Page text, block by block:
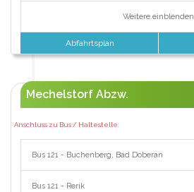
Weitere einblenden
Abfahrtsplan
Mechelstorf Abzw.
Anschluss zu Bus / Haltestelle:
Bus 121 - Buchenberg, Bad Doberan
Bus 121 - Rerik